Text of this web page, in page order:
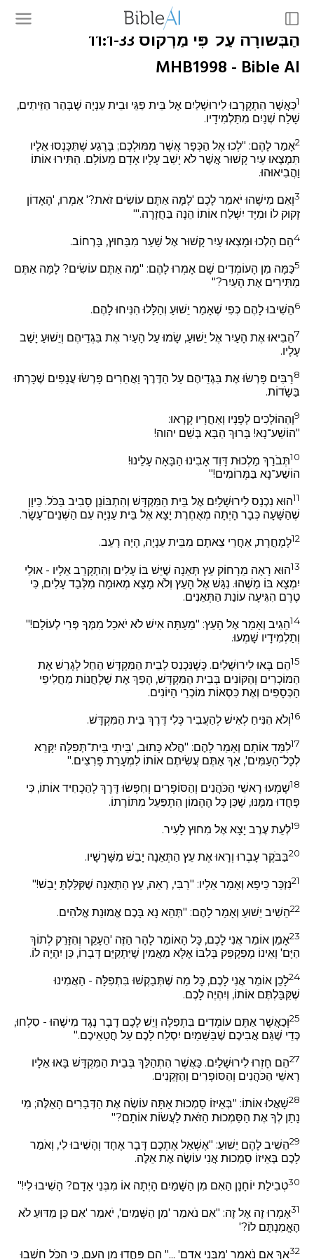
הַבְּשׂוֹרָה עַל־פִּי מַרְקוֹס 11:1-33
MHB1998 - Bible AI
1כַּאֲשֶׁר הִתְקָרְבוּ לִירוּשָׁלַיִם אֶל בֵּית פַּגֵּי וּבֵית עַנְיָה שֶׁבְּהַר הַזֵּיתִים,
שָׁלַח שְׁנַיִם מִתַּלְמִידָיו.
2אָמַר לָהֶם: "לְכוּ אֶל הַכְּפָר אֲשֶׁר מִמּוּלְכֶם; בָּרֶגַע שֶׁתִּכָּנְסוּ אֵלָיו
תִּמְצְאוּ עַיִר קָשׁוּר אֲשֶׁר לֹא יָשַׁב עָלָיו אָדָם מֵעוֹלָם. הַתִּירוּ אוֹתוֹ
וַהֲבִיאוּהוּ.
3וְאִם מִישֶׁהוּ יֹאמַר לָכֶם 'לָמָּה אַתֶּם עוֹשִׂים זֹאת?' אִמְרוּ, 'הָאָדוֹן
זָקוּק לוֹ וּמִיָּד יִשְׁלַח אוֹתוֹ הֵנָּה בַּחֲזָרָה.'"
4הֵם הָלְכוּ וּמָצְאוּ עַיִר קָשׁוּר אֶל שַׁעַר מִבַּחוּץ, בָּרְחוֹב.
5כַּמָּה מִן הָעוֹמְדִים שָׁם אָמְרוּ לָהֶם: "מָה אַתֶּם עוֹשִׂים? לָמָּה אַתֶּם
מַתִּירִים אֶת הָעַיִר?"
6הֵשִׁיבוּ לָהֶם כְּפִי שֶׁאָמַר יֵשׁוּעַ וְהַלָּלוּ הִנִּיחוּ לָהֶם.
7הֵבִיאוּ אֶת הָעַיִר אֶל יֵשׁוּעַ, שָׂמוּ עַל הָעַיִר אֶת בִּגְדֵיהֶם וְיֵשׁוּעַ יָשַׁב
עָלָיו.
8רַבִּים פָּרְשׂוּ אֶת בִּגְדֵיהֶם עַל הַדֶּרֶךְ וַאֲחֵרִים פָּרְשׂוּ עֲנָפִים שֶׁכָּרְתוּ
בַּשָֹדוֹת.
9וְהַהוֹלְכִים לְפָנָיו וְאַחֲרָיו קָרְאוּ:
"הוֹשַׁע־נָא! בָּרוּךְ הַבָּא בְּשֵׁם יהוה!
10תְּבֹרַךְ מַלְכוּת דָּוִד אָבִינוּ הַבָּאָה עָלֵינוּ!
הוֹשַׁע־נָא בַּמְּרוֹמִים!"
11הוּא נִכְנַס לִירוּשָׁלַיִם אֶל בֵּית הַמִּקְדָּשׁ וְהִתְבּוֹנֵן סָבִיב בַּכֹּל. כֵּיוָן
שֶׁהַשָּׁעָה כְּבָר הָיְתָה מְאֻחֶרֶת יָצָא אֶל בֵּית עַנְיָה עִם הַשְּׁנֵים־עָשָׂר.
12לְמָחֳרָת, אַחֲרֵי צֵאתָם מִבֵּית עַנְיָה, הָיָה רָעֵב.
13הוּא רָאָה מֵרָחוֹק עֵץ תְּאֵנָה שֶׁיֵּשׁ בּוֹ עָלִים וְהִתְקָרֵב אֵלָיו - אוּלַי
יִמְצָא בּוֹ מַשֶּׁהוּ. נִגַּשׁ אֶל הָעֵץ וְלֹא מָצָא מְאוּמָה מִלְּבַד עָלִים, כִּי
טֶרֶם הִגִּיעָה עוֹנַת הַתְּאֵנִים.
14הֵגִיב וְאָמַר אֶל הָעֵץ: "מֵעַתָּה אִישׁ לֹא יֹאכַל מִמְּךָ פְּרִי לְעוֹלָם!"
וְתַלְמִידָיו שָׁמְעוּ.
15הֵם בָּאוּ לִירוּשָׁלַיִם. כְּשֶׁנִּכְנַס לְבֵית הַמִּקְדָּשׁ הֵחֵל לְגָרֵשׁ אֶת
הַמּוֹכְרִים וְהַקּוֹנִים בְּבֵית הַמִּקְדָּשׁ, הָפַךְ אֶת שֻׁלְחֲנוֹת מַחֲלִיפֵי
הַכְּסָפִים וְאֶת כִּסְאוֹת מוֹכְרֵי הַיּוֹנִים.
16וְלֹא הִנִּיחַ לְאִישׁ לְהַעֲבִיר כְּלִי דֶּרֶךְ בֵּית הַמִּקְדָּשׁ.
17לִמֵּד אוֹתָם וְאָמַר לָהֶם: "הֲלֹא כָּתוּב, 'בֵּיתִי בֵּית־תְּפִלָּה יִקָּרֵא
לְכָל־הָעַמִּים', אַךְ אַתֶּם עֲשִׂיתֶם אוֹתוֹ לִמְעָרַת פָּרִצִים."
18שָׁמְעוּ רָאשֵׁי הַכֹּהֲנִים וְהַסּוֹפְרִים וְחִפְּשׂוּ דֶּרֶךְ לְהַכְחִיד אוֹתוֹ, כִּי
פָּחֲדוּ מִמֶּנּוּ, שֶׁכֵּן כָּל הֶהָמוֹן הִתְפַּעֵל מִתּוֹרָתוֹ.
19לְעֵת עֶרֶב יָצָא אֶל מִחוּץ לָעִיר.
20בַּבֹּקֶר עָבְרוּ וְרָאוּ אֶת עֵץ הַתְּאֵנָה יָבֵשׁ מִשָּׁרָשָׁיו.
21נִזְכַּר כֵּיפָא וְאָמַר אֵלָיו: "רַבִּי, רְאֵה, עֵץ הַתְּאֵנָה שֶׁקִּלַּלְתָּ יָבֵשׁ!"
22הֵשִׁיב יֵשׁוּעַ וְאָמַר לָהֶם: "תְּהֵא נָא בָּכֶם אֱמוּנַת אֱלֹהִים.
23אָמֵן אוֹמֵר אֲנִי לָכֶם, כָּל הָאוֹמֵר לָהָר הַזֶּה 'הֵעָקֵר וְהִזָּרֵק לְתוֹךְ
הַיָּם' וְאֵינוֹ מְפַקְפֵּק בְּלִבּוֹ אֶלָּא מַאֲמִין שֶׁיִּתְקַיֵּם דְּבָרוֹ, כֵּן יִהְיֶה לוֹ.
24לָכֵן אוֹמֵר אֲנִי לָכֶם, כָּל מַה שֶּׁתְּבַקְשׁוּ בִּתְפִלָּה - הַאֲמִינוּ
שֶׁקִּבַּלְתֶּם אוֹתוֹ, וְיִהְיֶה לָכֶם.
25וְכַאֲשֶׁר אַתֶּם עוֹמְדִים בִּתְפִלָּה וְיֵשׁ לָכֶם דָבָר נֶגֶד מִישֶׁהוּ - סִלְחוּ,
כְּדֵי שֶׁגַּם אֲבִיכֶם שֶׁבַּשָּׁמַיִם יִסְלַח לָכֶם עַל חֲטָאֵיכֶם."
27הֵם חָזְרוּ לִירוּשָׁלַיִם. כַּאֲשֶׁר הִתְהַלֵּךְ בְּבֵית הַמִּקְדָּשׁ בָּאוּ אֵלָיו
רָאשֵׁי הַכֹּהֲנִים וְהַסּוֹפְרִים וְהַזְּקֵנִים.
28שָׁאֲלוּ אוֹתוֹ: "בְּאֵיזוֹ סַמְכוּת אַתָּה עוֹשֶׂה אֶת הַדְּבָרִים הָאֵלֶּה; מִי
נָתַן לְךָ אֶת הַסַּמְכוּת הַזֹּאת לַעֲשׂוֹת אוֹתָם?"
29הֵשִׁיב לָהֶם יֵשׁוּעַ: "אֶשְׁאַל אֶתְכֶם דָּבָר אֶחָד וְהָשִׁיבוּ לִי, וְאֹמַר
לָכֶם בְּאֵיזוֹ סַמְכוּת אֲנִי עוֹשֶׂה אֶת אֵלֶּה.
30טְבִילַת יוֹחָנָן הַאִם מִן הַשָּׁמַיִם הָיְתָה אוֹ מִבְּנֵי אָדָם? הָשִׁיבוּ לִי!"
31אָמְרוּ זֶה אֶל זֶה: "אִם נֹאמַר 'מִן הַשָּׁמַיִם', יֹאמַר 'אִם כֵּן מַדּוּעַ לֹא
הֶאֱמַנְתֶּם לוֹ?'
32אַךְ אִם נֹאמַר 'מִבְּנֵי אָדָם' ..." הֵם פָּחֲדוּ מִן הָעָם, כִּי הַכֹּל חָשְׁבוּ